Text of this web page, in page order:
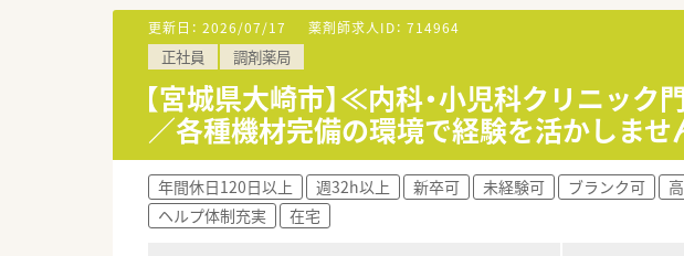
【法人特徴について】
■地域密着型の薬局を目指しており、患者様とのふれあ
■健康に関するアドバイザーとして、地域住民にとって
■大手チェーンの紹介会社が取り扱う求人であり、安
【こんな取り組みをしています】
■社内での定期的な勉強会を開催し、最新の医療情報や
■e-Learningシステムを導入しており、スタッフが自
■地域の患者様が健康で明るく過ごせるよう、日々の
更新日： 2026/07/17 薬剤師求人ID： 714964
正社員 調剤薬局
【宮城県大崎市】≪内科・小児科クリニッ
／各種機材完備の環境で経験を活かしませ
年間休日120日以上 週32h以上 新卒可 未経験可 ブランク可
ヘルプ体制充実
在宅